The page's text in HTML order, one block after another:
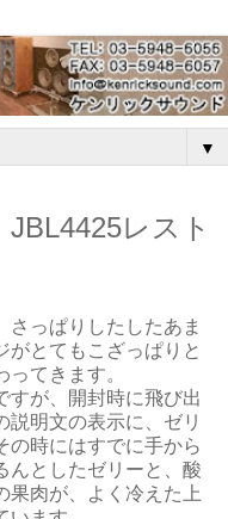
▼
レスト
さっぱりしたしたあま
がとてもこざっぱりと
てきます。
すが、開封時に飛び出
説明文の表示に、ゼリ
の時にはすでに手から
んとしたゼリーと、酸
果肉が、よく冷えた上